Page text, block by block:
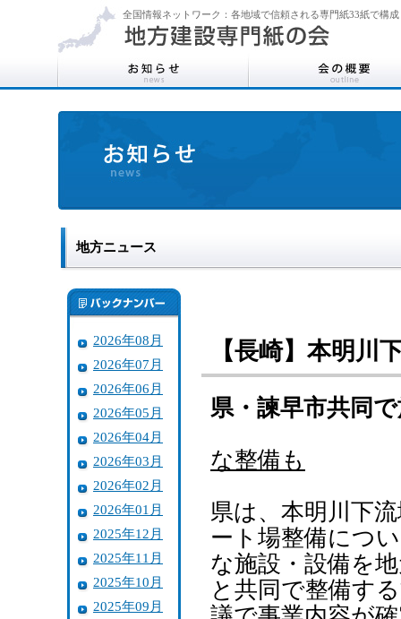
全国情報ネットワーク：各地域で信頼される専門紙33紙で構成
地方ニュース
2026年08月
2026年07月
2026年06月
2026年05月
2026年04月
2026年03月
2026年02月
2026年01月
2025年12月
2025年11月
2025年10月
2025年09月
【長崎】本明川
県・諫早市共同
な整備も
県は、本明川下
ート場整備につ
な施設・設備を
と共同で整備す